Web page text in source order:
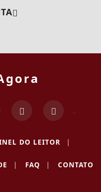
DO LEITOR |
| FAQ | CONTATO
continuar o acesso,